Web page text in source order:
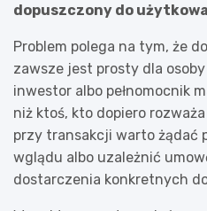
dopuszczony do
Problem polega na tym, że
zawsze jest prosty dla
inwestor albo pełnomocnik
niż ktoś, kto dopiero
przy transakcji warto żądać
wglądu albo uzależnić
dostarczenia konkretnych